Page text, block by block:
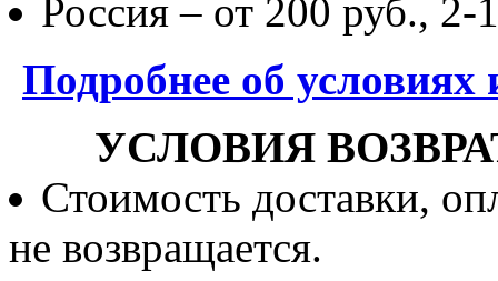
Россия – от 200 руб., 2-
Подробнее об условиях
УСЛОВИЯ
Стоимость доставки,
не возвращается.